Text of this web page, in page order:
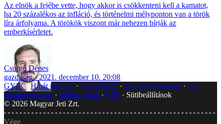
Az elnök a fejébe vette, hogy akkor is csökkenteni kell a kamatot,
ha 20 százalékos az infláció, és történelmi mélyponton van a török
líra árfolyama. A törökök viszont már nehezen bírják az
emberkísérletet.
Csurgó Dénes
gazdaság
2021. december 10. 20:08
GYIK Hibát jelentek Impresszum Javítások kezelése
Jogi
dokumentumok
Médiaajánlat RSS
Sütibeállítások
© 2026 Magyar Jeti Zrt.
Vége